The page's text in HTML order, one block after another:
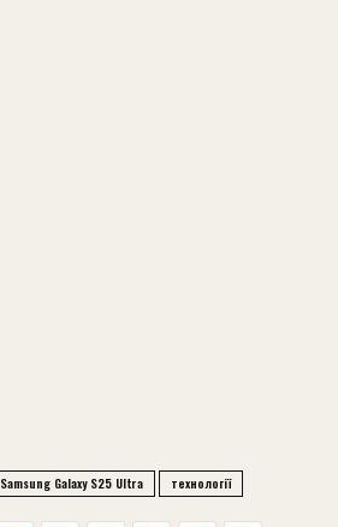
Samsung Galaxy S25 Ultra технології